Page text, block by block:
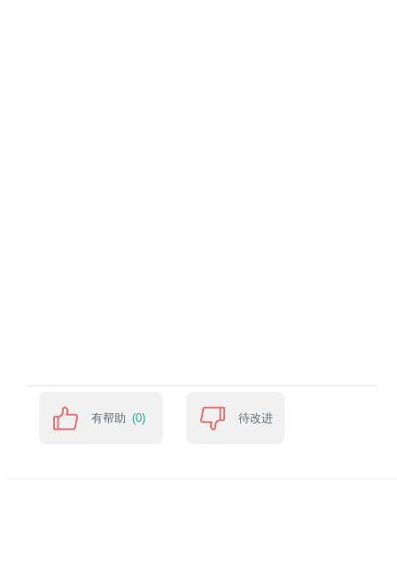
有帮助 (0) 待改进